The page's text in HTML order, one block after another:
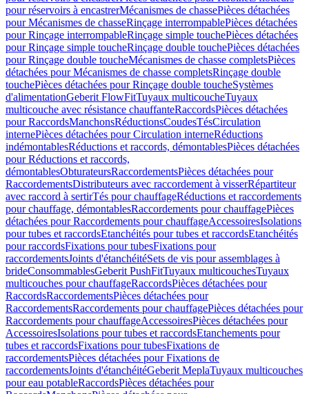
pour réservoirs à encastrerMécanismes de chassePièces détachées
pour Mécanismes de chasseRinçage interrompablePièces détachées
pour Rinçage interrompableRinçage simple touchePièces détachées
pour Rinçage simple toucheRinçage double touchePièces détachées
pour Rinçage double toucheMécanismes de chasse completsPièces
détachées pour Mécanismes de chasse completsRinçage double
touchePièces détachées pour Rinçage double toucheSystèmes
d'alimentationGeberit FlowFitTuyaux multicoucheTuyaux
multicouche avec résistance chauffanteRaccordsPièces détachées
pour RaccordsManchonsRéductionsCoudesTésCirculation
internePièces détachées pour Circulation interneRéductions
indémontablesRéductions et raccords, démontablesPièces détachées
pour Réductions et raccords,
démontablesObturateursRaccordementsPièces détachées pour
RaccordementsDistributeurs avec raccordement à visserRépartiteur
avec raccord à sertirTés pour chauffageRéductions et raccordements
pour chauffage, démontablesRaccordements pour chauffagePièces
détachées pour Raccordements pour chauffageAccessoiresIsolations
pour tubes et raccordsEtanchéités pour tubes et raccordsEtanchéités
pour raccordsFixations pour tubesFixations pour
raccordementsJoints d'étanchéitéSets de vis pour assemblages à
brideConsommablesGeberit PushFitTuyaux multicouchesTuyaux
multicouches pour chauffageRaccordsPièces détachées pour
RaccordsRaccordementsPièces détachées pour
RaccordementsRaccordements pour chauffagePièces détachées pour
Raccordements pour chauffageAccessoiresPièces détachées pour
AccessoiresIsolations pour tubes et raccordsEtanchements pour
tubes et raccordsFixations pour tubesFixations de
raccordementsPièces détachées pour Fixations de
raccordementsJoints d'étanchéitéGeberit MeplaTuyaux multicouches
pour eau potableRaccordsPièces détachées pour